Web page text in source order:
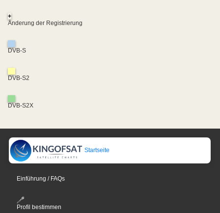
+
Änderung der Registrierung
DVB-S
DVB-S2
DVB-S2X
Startseite
Einführung / FAQs
Profil bestimmen